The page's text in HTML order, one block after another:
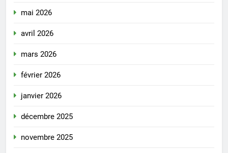
mai 2026
avril 2026
mars 2026
février 2026
janvier 2026
décembre 2025
novembre 2025